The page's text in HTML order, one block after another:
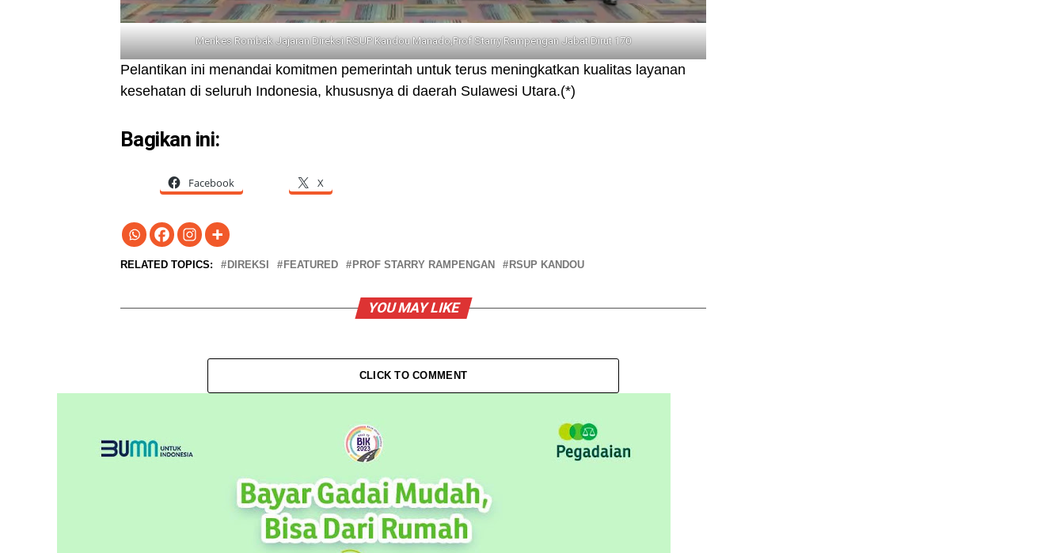
Menkes Rombak Jajaran Direksi RSUP Kandou Manado,Prof Starry Rampengan Jabat Dirut 170
Pelantikan ini menandai komitmen pemerintah untuk terus meningkatkan kualitas layanan
kesehatan di seluruh Indonesia, khususnya di daerah Sulawesi Utara.(*)
Bagikan ini:
Facebook X
RELATED TOPICS: DIREKSI FEATURED PROF STARRY RAMPENGAN RSUP KANDOU
YOU MAY LIKE
CLICK TO COMMENT